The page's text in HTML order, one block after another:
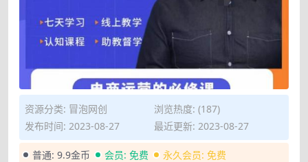
资源分类: 冒泡网创
浏览热度: (187)
发布时间: 2023-08-27
最近更新: 2023-08-27
普通: 9.9金币 会员: 免费 永久会员: 免费